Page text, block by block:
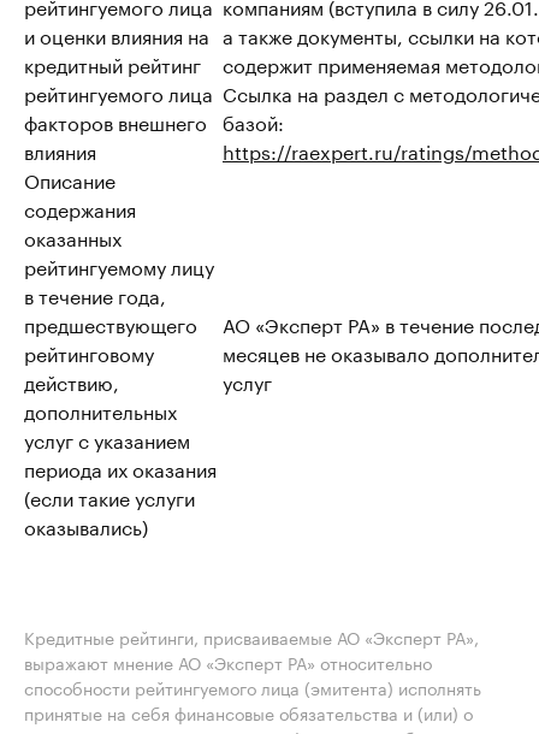
и оценки влияния на
кредитный рейтинг
рейтингуемого лица
факторов внешнего
влияния
а также документы, ссылки на
содержит применяемая
Ссылка на раздел с
базой:
https://raexpert.ru/ratings/
Описание
содержания
оказанных
рейтингуемому лицу
в течение года,
предшествующего
рейтинговому
действию,
дополнительных
услуг с указанием
периода их оказания
(если такие услуги
оказывались)
АО «Эксперт РА» в течение
месяцев не оказывало
услуг
Кредитные рейтинги, присваиваемые АО «Эксперт РА»,
выражают мнение АО «Эксперт РА» относительно
способности рейтингуемого лица (эмитента) исполнять
принятые на себя финансовые обязательства и (или) о